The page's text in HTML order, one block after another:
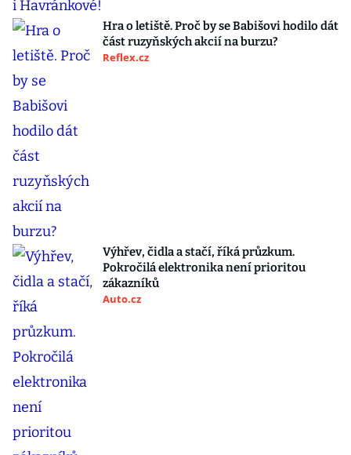
Hra o letiště. Proč by se Babišovi hodilo dát
část ruzyňských akcií na burzu?
Reflex.cz
Výhřev, čidla a stačí, říká průzkum.
Pokročilá elektronika není prioritou
zákazníků
Auto.cz